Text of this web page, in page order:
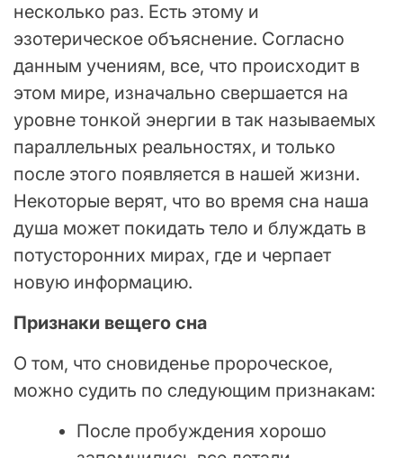
несколько раз. Есть этому и
эзотерическое объяснение. Согласно
данным учениям, все, что происходит в
этом мире, изначально свершается на
уровне тонкой энергии в так называемых
параллельных реальностях, и только
после этого появляется в нашей жизни.
Некоторые верят, что во время сна наша
душа может покидать тело и блуждать в
потусторонних мирах, где и черпает
новую информацию.
Признаки вещего сна
О том, что сновиденье пророческое,
можно судить по следующим признакам:
После пробуждения хорошо